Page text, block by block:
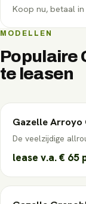
Koop nu, betaal in
MODELLEN
Populaire
te leasen
GazelleArroyo
De veelzijdige
lease v.a.€ 65